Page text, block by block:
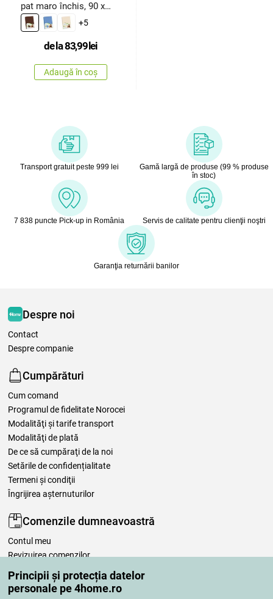
Principii și protecția datelor
personale pe 4home.ro
pat maro închis, 90 x
200
+5
de la83,99lei
Adaugă în coș
Transport gratuit peste 999 lei
Gamă largă de produse (99 % produse
în stoc)
7 838 puncte Pick-up in România Servis de calitate pentru clienţii noştri
Garanţia returnării banilor
Despre noi
Contact
Despre companie
Cumpărături
Cum comand
Programul de fidelitate Norocei
Modalităţi şi tarife transport
Modalităţi de plată
De ce să cumpăraţi de la noi
Setările de confidențialitate
Termeni şi condiţii
Îngrijirea așternuturilor
Comenzile dumneavoastră
Contul meu
Revizuirea comenzilor
Reclamaţii
Retragere de la contract